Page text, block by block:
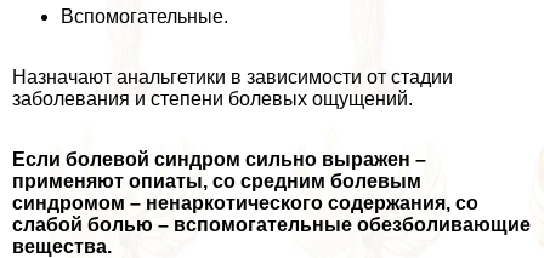
Вспомогательные.
Назначают aнaльгетики в зависимости от стадии
заболевания и степени болевых ощущений.
Если болевой синдром сильно выражен –
применяют опиаты, со средним болевым
синдромом – ненаркотического содержания, со
слабой болью – вспомогательные обезболивающие
вещества.